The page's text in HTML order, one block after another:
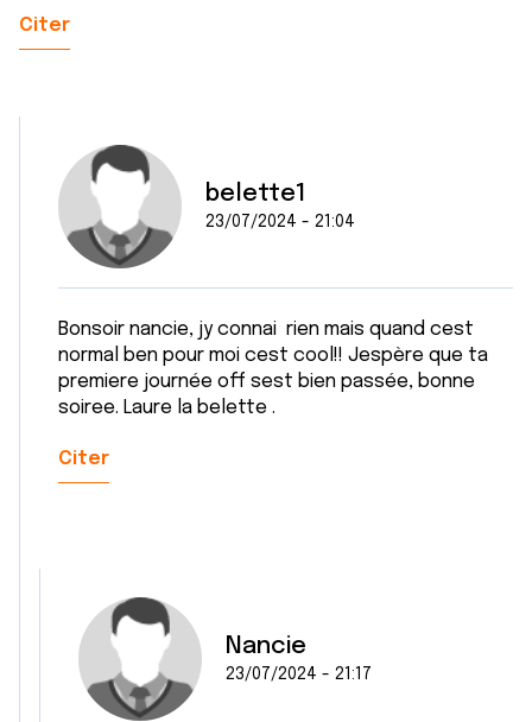
Citer
belette1
23/07/2024 - 21:04
Bonsoir nancie, jy connai rien mais quand cest
normal ben pour moi cest cool!! Jespère que ta
premiere journée off sest bien passée, bonne
soiree. Laure la belette .
Citer
Nancie
23/07/2024 - 21:17